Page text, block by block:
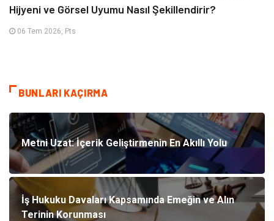
Hijyeni ve Görsel Uyumu Nasıl Şekillendirir?
06 Tem 2026, Pts
BUNLARI KAÇIRMA
Metni Uzat: İçerik Geliştirmenin En Akıllı Yolu
İş Hukuku Davaları Kapsamında Emeğin ve Alın
Terinin Korunması